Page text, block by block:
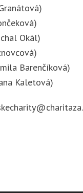
Okál)
Barenčíková)
Kaletová)